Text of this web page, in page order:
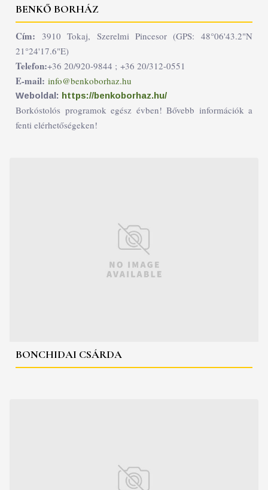
BENKŐ BORHÁZ
Cím: 3910 Tokaj, Szerelmi Pincesor (GPS: 48°06'43.2"N
21°24'17.6"E)
Telefon:+36 20/920-9844 ; +36 20/312-0551
E-mail: info@benkoborhaz.hu
Weboldal: https://benkoborhaz.hu/
Borkóstolós programok egész évben! Bővebb információk a
fenti elérhetőségeken!
BONCHIDAI CSÁRDA